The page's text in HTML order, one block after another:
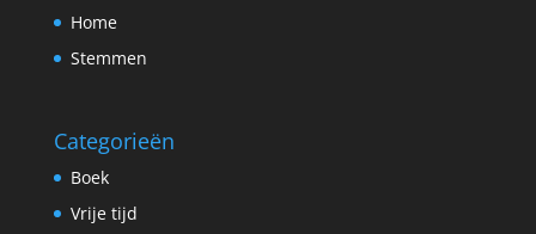
Home
Stemmen
Categorieën
Boek
Vrije tijd